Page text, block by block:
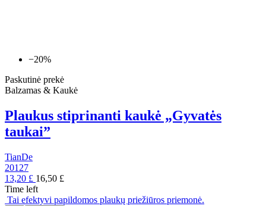
−20%
Paskutinė prekė
Balzamas & Kaukė
Plaukus stiprinanti kaukė „Gyvatės
taukai”
TianDe
20127
13,20 £ 16,50 £
Time left
Tai efektyvi papildomos plaukų priežiūros priemonė.